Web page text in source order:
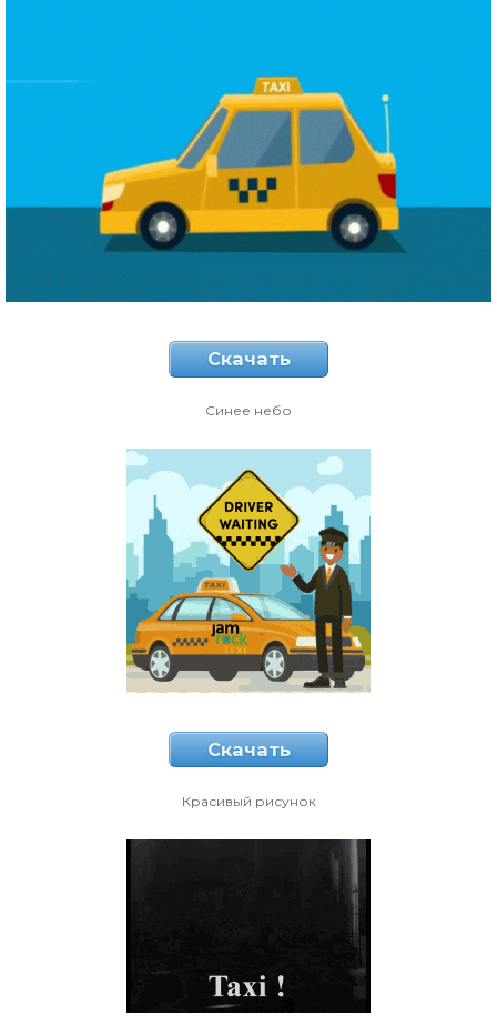
Скачать
Синее небо
Скачать
Красивый рисунок